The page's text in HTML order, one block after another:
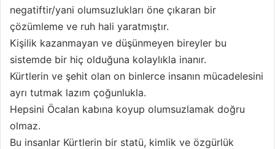
negatiftir/yani olumsuzlukları öne çıkaran bir
çözümleme ve ruh hali yaratmıştır.
Kişilik kazanmayan ve düşünmeyen bireyler bu
sistemde bir hiç olduğuna kolaylıkla inanır.
Kürtlerin ve şehit olan on binlerce insanın mücadelesini
ayrı tutmak lazım çoğunlukla.
Hepsini Öcalan kabına koyup olumsuzlamak doğru
olmaz.
Bu insanlar Kürtlerin bir statü, kimlik ve özgürlük